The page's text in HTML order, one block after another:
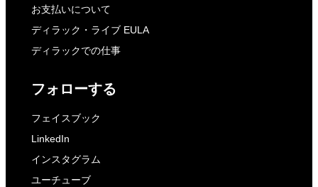
お支払いについて
ディラック・ライブ EULA
ディラックでの仕事
フォローする
フェイスブック
LinkedIn
インスタグラム
ユーチューブ